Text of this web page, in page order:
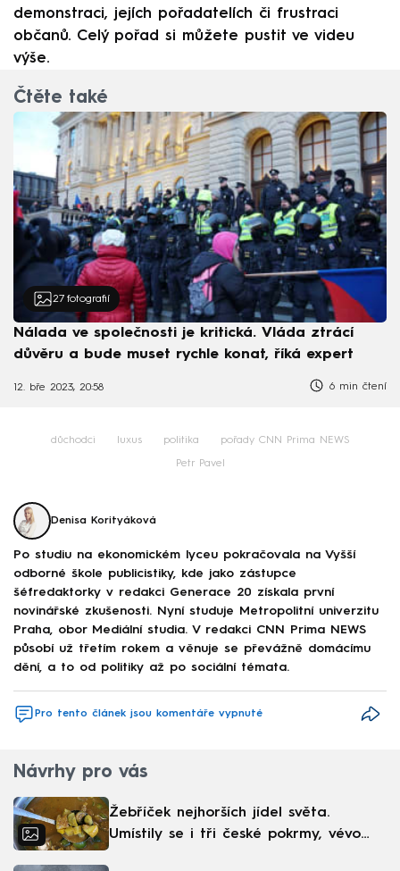
demonstraci, jejích pořadatelích či frustraci
občanů. Celý pořad si můžete pustit ve videu
výše.
Čtěte také
27 fotografií
Nálada ve společnosti je kritická. Vláda ztrácí
důvěru a bude muset rychle konat, říká expert
12. bře 2023, 20:58 6 min čtení
důchodci luxus politika pořady CNN Prima NEWS
Petr Pavel
Denisa Korityáková
Po studiu na ekonomickém lyceu pokračovala na Vyšší
odborné škole publicistiky, kde jako zástupce
šéfredaktorky v redakci Generace 20 získala první
novinářské zkušenosti. Nyní studuje Metropolitní univerzitu
Praha, obor Mediální studia. V redakci CNN Prima NEWS
působí už třetím rokem a věnuje se převážně domácímu
dění, a to od politiky až po sociální témata.
Pro tento článek jsou komentáře vypnuté
Návrhy pro vás
Žebříček nejhorších jídel světa.
Umístily se i tři české pokrmy, vévodí